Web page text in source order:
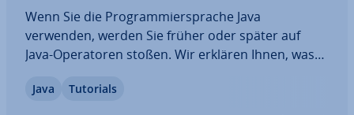
Wenn Sie die Pro­gram­mier­spra­che Java
verwenden, werden Sie früher oder später auf
Java-Ope­ra­to­ren stoßen. Wir erklären Ihnen, was
verwendet werden und wie sich arith­me­ti­sche,
Java Tutorials